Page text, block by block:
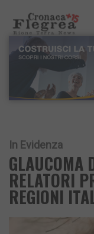
In Evidenza
GLAUCOMA
RELATORI
REGIONI